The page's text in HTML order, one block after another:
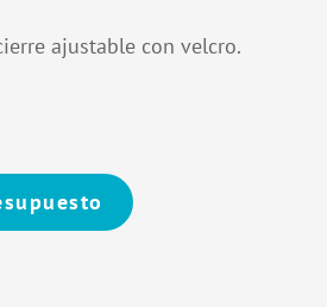
ajustable con velcro.